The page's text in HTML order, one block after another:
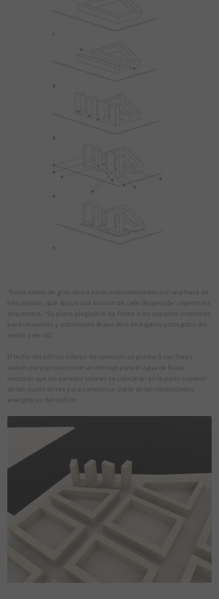
"Estas torres de gran altura están interconectadas por una base de
tres plantas, que apoya una sección de calle despejada", dijeron los
arquitectos. "Su plano plegado le da forma a los espacios exteriores
para reuniones y actividades al aire libre en lugares protegidos del
viento y de sol."
El techo del edificio inferior de conexión se plantará con flores
sedum para proporcionar un drenaje para el agua de lluvia,
mientras que los paneles solares se colocarán en la parte superior
de las cuatro torres para compensar parte de las necesidades
energéticas del edificio.